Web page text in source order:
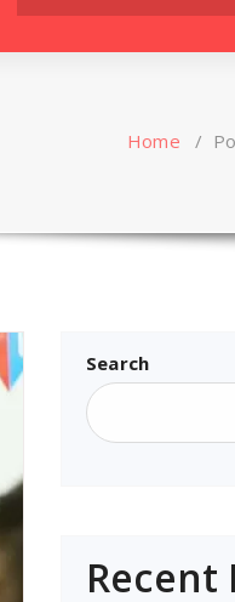
Home /
Search
Recent